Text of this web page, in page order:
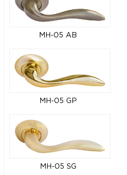
MH-05 AB
MH-05 GP
MH-05 SG